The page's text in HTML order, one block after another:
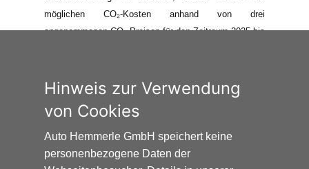
möglichen CO₂-Kosten anhand von drei
angenommenen CO₂-Preisen für den Zeitraum 2025 bis
zugrundeliegenden Modellrechnungen ausfallen. Die
CO₂-Kosten sind beim Tanken mit den Kraftstoffkosten
zu bezahlen. Weitere Informationen unter
www.alternativ-mobil.info.
Hinweis zur Verwendung
von Cookies
Auto Hemmerle GmbH speichert keine
personenbezogene Daten der